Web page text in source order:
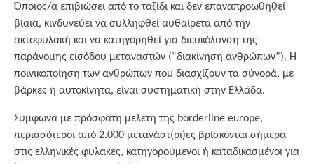
Όποιος/α επιβιώσει από το ταξίδι και δεν επαναπροωθηθεί
βίαια, κινδυνεύει να συλληφθεί αυθαίρετα από την
ακτοφυλακή και να κατηγορηθεί για διευκόλυνση της
παράνομης εισόδου μεταναστών (“διακίνηση ανθρώπων”). Η
ποινικοποίηση των ανθρώπων που διασχίζουν τα σύνορά, με
βάρκες ή αυτοκίνητα, είναι συστηματική στην Ελλάδα.
Σύμφωνα με πρόσφατη μελέτη της borderline europe,
περισσότεροι από 2.000 μετανάστ(ρι)ες βρίσκονται σήμερα
στις ελληνικές φυλακές, κατηγορούμενοι ή καταδικασμένοι για